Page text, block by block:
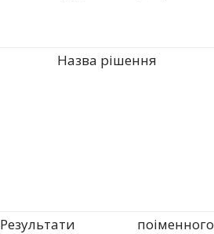
Назва рішення
Результати поіменного